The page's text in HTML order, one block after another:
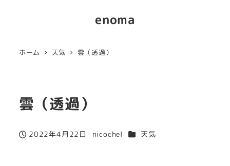
enoma
ホーム 天気 雲（透過）
雲（透過）
投稿日
2022年4月22日
著
nicochel カテゴリー
天気